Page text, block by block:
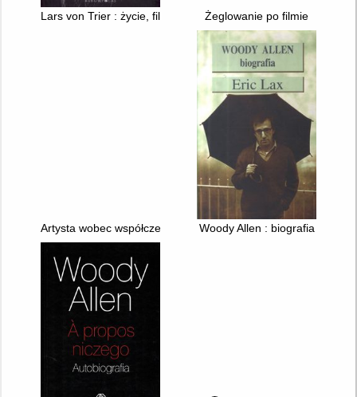
Lars von Trier : życie, filmy, fobie geniuszaŻeglowanie po filmie
Artysta wobec współczesności : o Zanussim inni
Woody Allen : biografia